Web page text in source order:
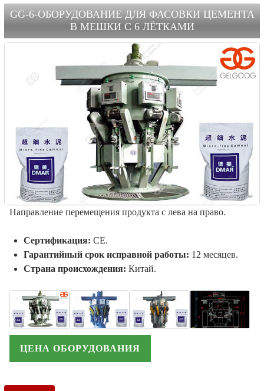
GG-6-ОБОРУДОВАНИЕ ДЛЯ ФАСОВКИ ЦЕМЕНТА
В МЕШКИ С 6 ЛЁТКАМИ
Направление перемещения продукта с лева на право.
Сертификация: CE.
Гарантийный срок исправной работы: 12 месяцев.
Страна происхождения: Китай.
ЦЕНА ОБОРУДОВАНИЯ